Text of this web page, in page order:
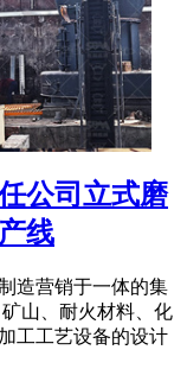
公司立式磨
线
造营销于一体的集
山、耐火材料、化
工工艺设备的设计